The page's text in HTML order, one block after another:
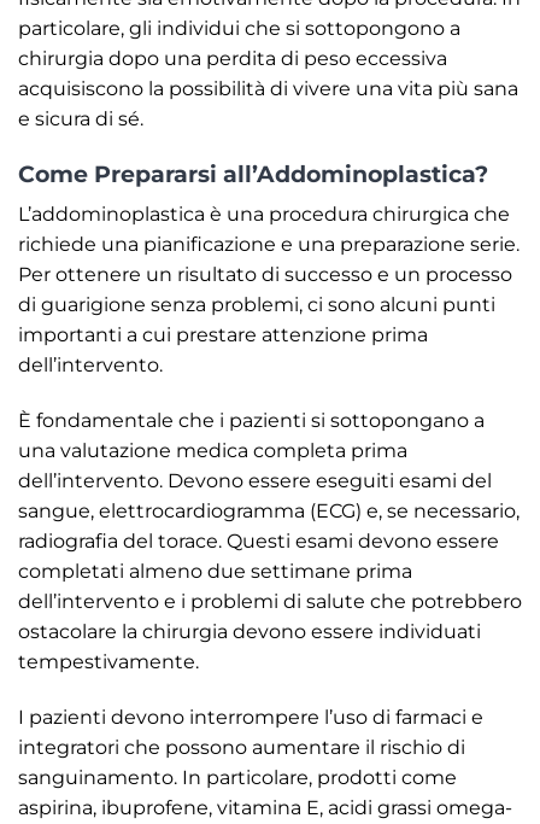
particolare, gli individui che si sottopongono a
chirurgia dopo una perdita di peso eccessiva
acquisiscono la possibilità di vivere una vita più sana
e sicura di sé.
Come Prepararsi all’Addominoplastica?
L’addominoplastica è una procedura chirurgica che
richiede una pianificazione e una preparazione serie.
Per ottenere un risultato di successo e un processo
di guarigione senza problemi, ci sono alcuni punti
importanti a cui prestare attenzione prima
dell’intervento.
È fondamentale che i pazienti si sottopongano a
una valutazione medica completa prima
dell’intervento. Devono essere eseguiti esami del
sangue, elettrocardiogramma (ECG) e, se necessario,
radiografia del torace. Questi esami devono essere
completati almeno due settimane prima
dell’intervento e i problemi di salute che potrebbero
ostacolare la chirurgia devono essere individuati
tempestivamente.
I pazienti devono interrompere l’uso di farmaci e
integratori che possono aumentare il rischio di
sanguinamento. In particolare, prodotti come
aspirina, ibuprofene, vitamina E, acidi grassi omega-